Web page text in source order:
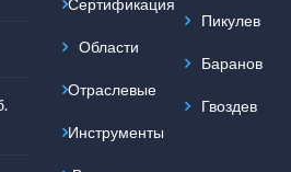
Сертификация
Области
Отраслевые
Инструменты
Пикулев
Баранов
Гвоздев